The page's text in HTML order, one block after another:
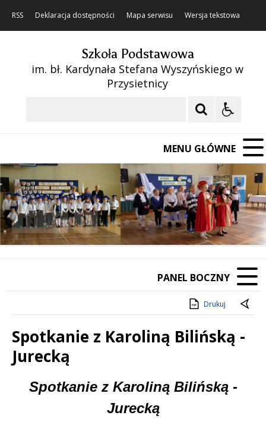
RSS Deklaracja dostępności Mapa serwisu Wersja tekstowa
Szkoła Podstawowa
im. bł. Kardynała Stefana Wyszyńskiego w
Przysietnicy
MENU GŁÓWNE
Poprzedni Element
Następny Element
❚❚
PANEL BOCZNY
Drukuj
Spotkanie z Karoliną Bilińską -
Jurecką
Treść
Spotkanie z Karoliną Bilińską -
Jurecką